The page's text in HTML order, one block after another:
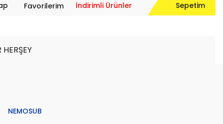
Favorilerim İndirimli Ürünler Sepetim
NEMOSUB